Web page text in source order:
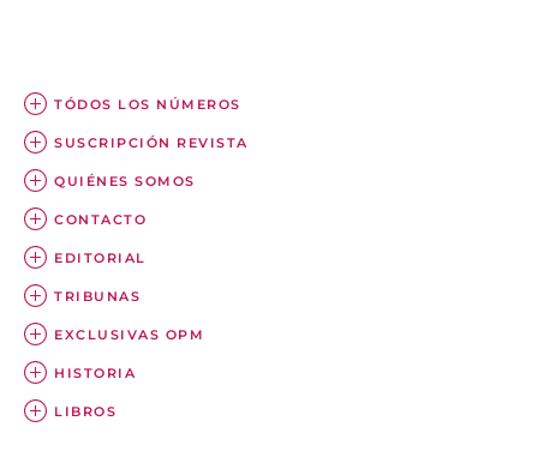
TÓDOS LOS NÚMEROS
SUSCRIPCIÓN REVISTA
QUIÉNES SOMOS
CONTACTO
EDITORIAL
TRIBUNAS
EXCLUSIVAS OPM
HISTORIA
LIBROS